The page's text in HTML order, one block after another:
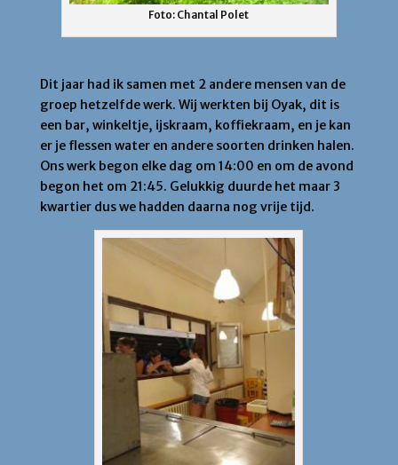
Foto: Chantal Polet
Dit jaar had ik samen met 2 andere mensen van de
groep hetzelfde werk. Wij werkten bij Oyak, dit is
een bar, winkeltje, ijskraam, koffiekraam, en je kan
er je flessen water en andere soorten drinken halen.
Ons werk begon elke dag om 14:00 en om de avond
begon het om 21:45. Gelukkig duurde het maar 3
kwartier dus we hadden daarna nog vrije tijd.